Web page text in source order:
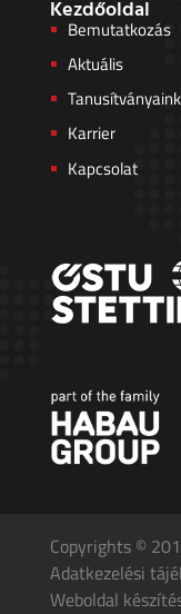
Kezdőoldal
Bemutatkozás
Aktuális
Tanusítványaink
Karrier
Kapcsolat
Copyrights ©
Adatkezelési
Weboldal